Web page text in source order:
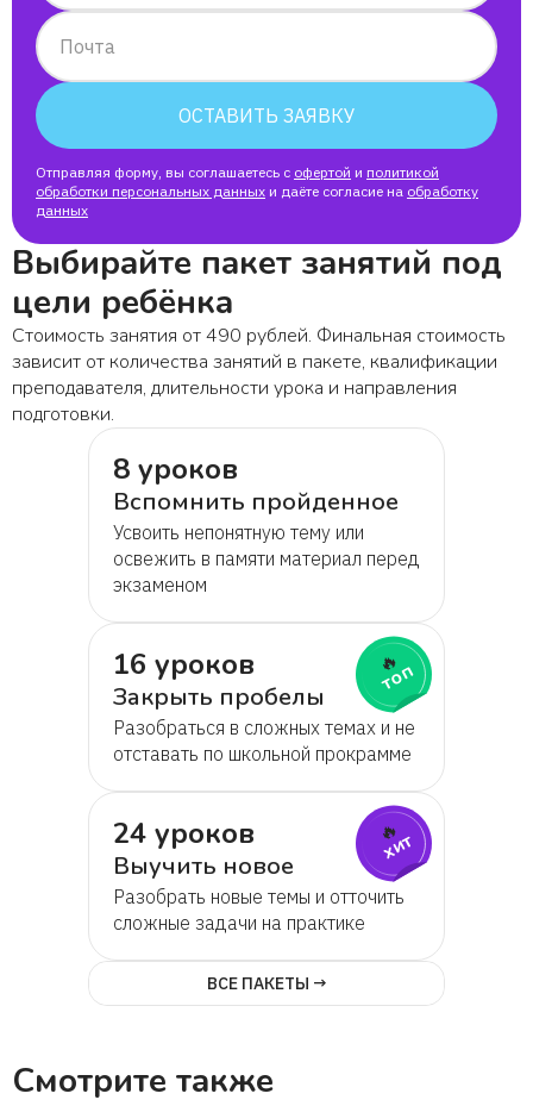
Иван
Офелия
Александра
Офелия
Почта
ОСТАВИТЬ ЗАЯВКУ
Отправляя форму, вы соглашаетесь с офертой и политикой
обработки персональных данных и даёте согласие на обработку
данных
Выбирайте пакет занятий под
цели ребёнка
Стоимость занятия от 490 рублей. Финальная стоимость
зависит от количества занятий в пакете, квалификации
преподавателя, длительности урока и направления
подготовки.
8 уроков
Вспомнить пройденное
Усвоить непонятную тему или
освежить в памяти материал перед
экзаменом
16 уроков
Закрыть пробелы
Разобраться в сложных темах и не
отставать по школьной прокрамме
🔥
топ
24 уроков
Выучить новое
Разобрать новые темы и отточить
сложные задачи на практике
🔥
хит
ВСЕ ПАКЕТЫ →
Смотрите также